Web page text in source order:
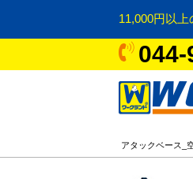
11,000円以
044-
アタックベース_